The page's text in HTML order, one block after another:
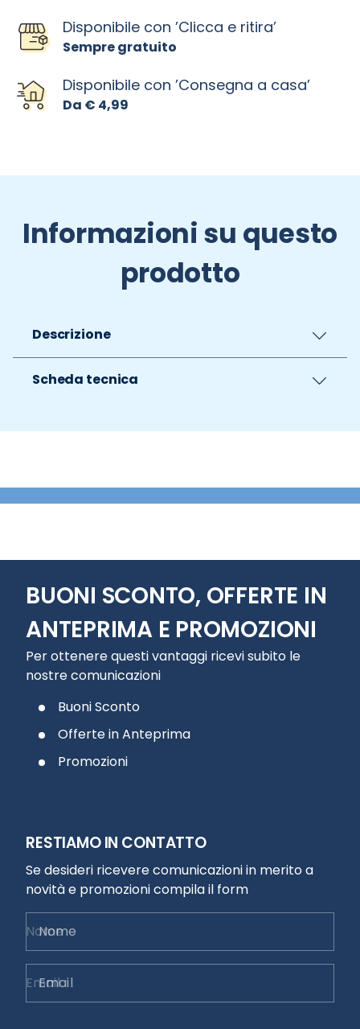
Disponibile con ’Clicca e ritira’
Sempre gratuito
Disponibile con ’Consegna a casa’
Da € 4,99
Informazioni su questo
prodotto
Descrizione
Scheda tecnica
BUONI SCONTO, OFFERTE IN
ANTEPRIMA E PROMOZIONI
Per ottenere questi vantaggi ricevi subito le
nostre comunicazioni
Buoni Sconto
Offerte in Anteprima
Promozioni
RESTIAMO IN CONTATTO
Se desideri ricevere comunicazioni in merito a
novità e promozioni compila il form
Nome
Email